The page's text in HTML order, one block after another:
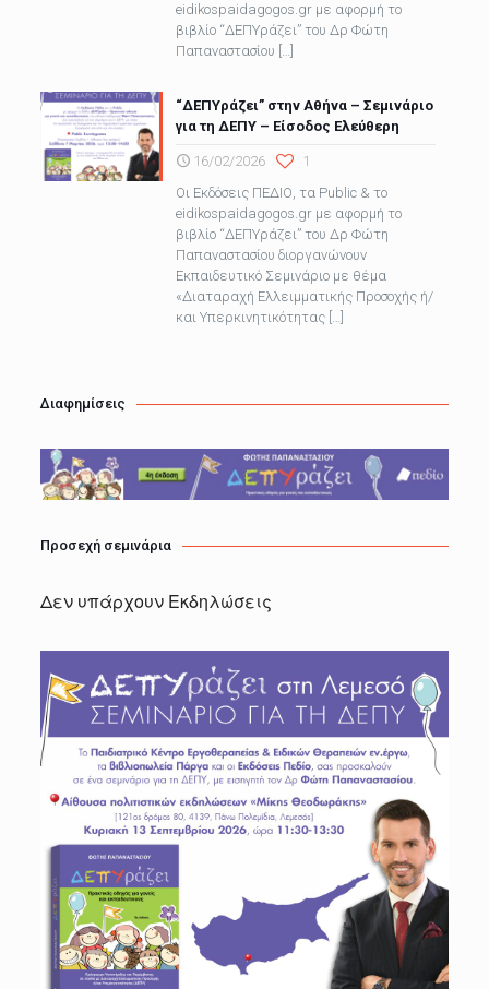
eidikospaidagogos.gr με αφορμή το
βιβλίο “ΔΕΠΥράζει” του Δρ Φώτη
Παπαναστασίου […]
“ΔΕΠΥράζει” στην Αθήνα – Σεμινάριο
για τη ΔΕΠΥ – Είσοδος Ελεύθερη
16/02/2026
1
Οι Εκδόσεις ΠΕΔΙΟ, τα Public & το
eidikospaidagogos.gr με αφορμή το
βιβλίο “ΔΕΠΥράζει” του Δρ Φώτη
Παπαναστασίου διοργανώνουν
Εκπαιδευτικό Σεμινάριο με θέμα
«Διαταραχή Ελλειμματικής Προσοχής ή/
και Υπερκινητικότητας […]
Διαφημίσεις
Προσεχή σεμινάρια
Δεν υπάρχουν Εκδηλώσεις